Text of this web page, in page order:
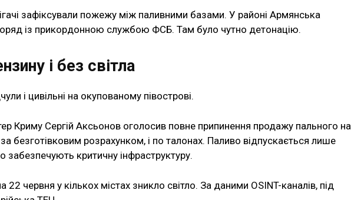
зафіксували пожежу між паливними базами. У районі Армянська
із прикордонною службою ФСБ. Там було чутно детонацію.
і без світла
і цивільні на окупованому півострові.
Криму Сергій Аксьонов оголосив повне припинення продажу пального на
за безготівковим розрахунком, і по талонах. Паливо відпускається лише
критичну інфраструктуру.
22 червня у кількох містах зникло світло. За даними OSINT-каналів, під